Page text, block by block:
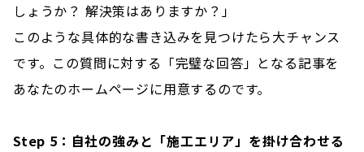
しょうか？ 解決策はありますか？」
このような具体的な書き込みを見つけたら大チャンス
です。この質問に対する「完璧な回答」となる記事を
あなたのホームページに用意するのです。
Step 5：自社の強みと「施工エリア」を掛け合わせる